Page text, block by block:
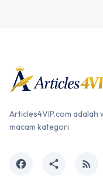
Articles4VIP.com
macam kategori
facebook share rss_feed